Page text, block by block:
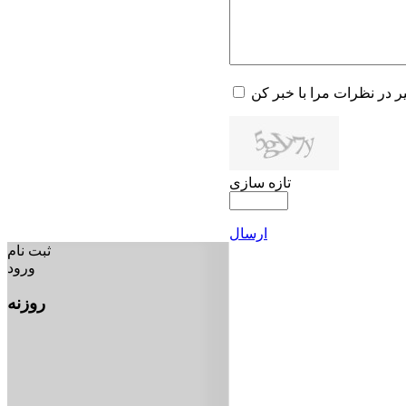
در نظرات مرا با خبر کن
تازه سازی
ارسال
ثبت نام
ورود
روزنه